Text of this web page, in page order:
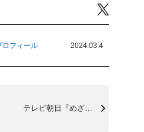
ロフィール 2024.03.4
テレビ朝日『めざせ!切り出し職人』3/7...